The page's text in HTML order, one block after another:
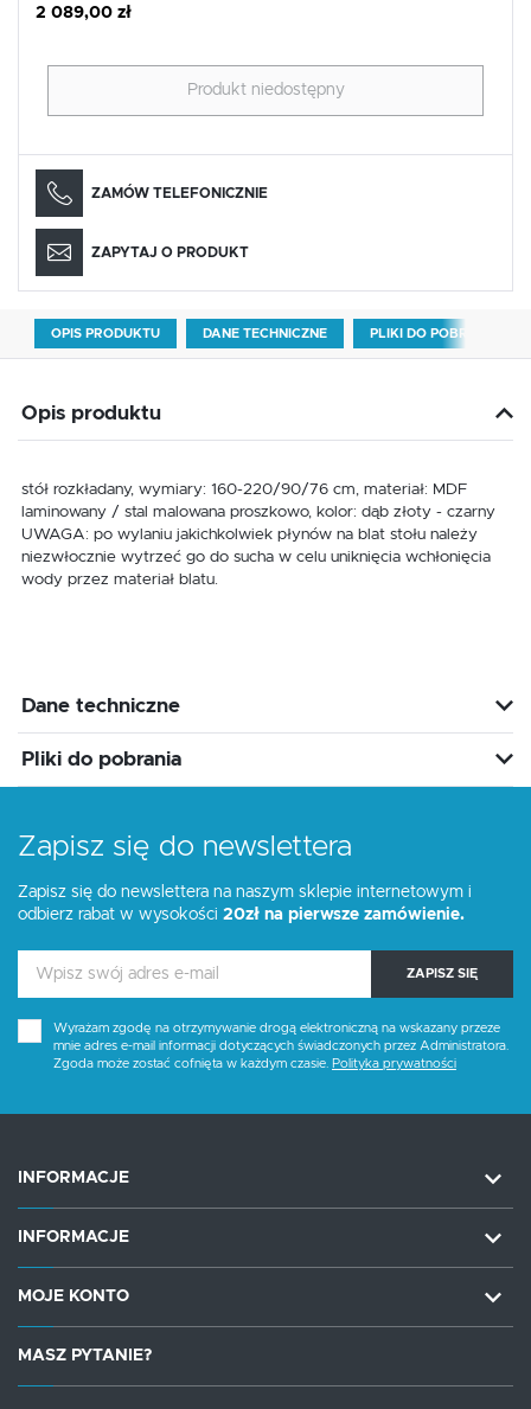
2 089,00 zł
Produkt niedostępny
ZAMÓW TELEFONICZNIE
ZAPYTAJ O PRODUKT
OPIS PRODUKTU DANE TECHNICZNE PLIKI DO POBRANIA
Opis produktu
stół rozkładany, wymiary: 160-220/90/76 cm, materiał: MDF
laminowany / stal malowana proszkowo, kolor: dąb złoty - czarny
UWAGA: po wylaniu jakichkolwiek płynów na blat stołu należy
niezwłocznie wytrzeć go do sucha w celu uniknięcia wchłonięcia
wody przez materiał blatu.
Dane techniczne
Pliki do pobrania
Zapisz się do newslettera
Zapisz się do newslettera na naszym sklepie internetowym i
odbierz rabat w wysokości 20zł na pierwsze zamówienie.
ZAPISZ SIĘ
Wyrażam zgodę na otrzymywanie drogą elektroniczną na wskazany przeze
mnie adres e-mail informacji dotyczących świadczonych przez Administratora.
Zgoda może zostać cofnięta w każdym czasie. Polityka prywatności
INFORMACJE
INFORMACJE
MOJE KONTO
MASZ PYTANIE?